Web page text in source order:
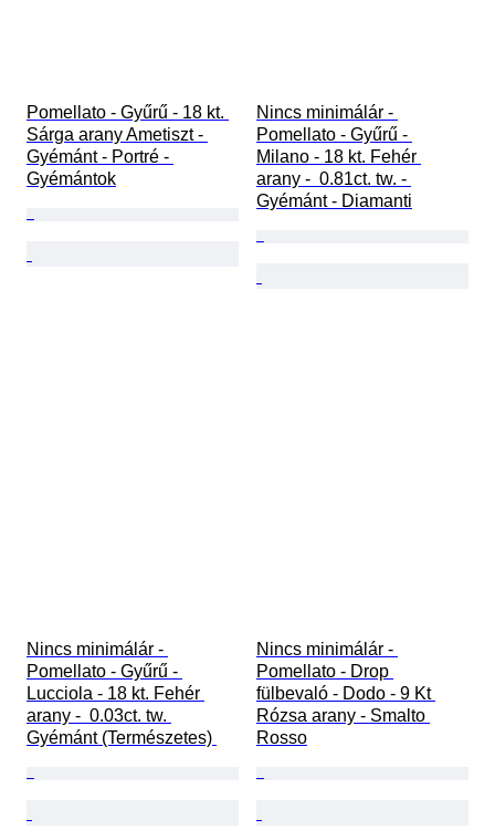
Pomellato - Gyűrű - 18 kt.
Sárga arany Ametiszt -
Gyémánt - Portré -
Gyémántok
Nincs minimálár -
Pomellato - Gyűrű -
Milano - 18 kt. Fehér
arany -  0.81ct. tw. -
Gyémánt - Diamanti
Nincs minimálár -
Pomellato - Gyűrű -
Lucciola - 18 kt. Fehér
arany -  0.03ct. tw.
Gyémánt (Természetes)
Nincs minimálár -
Pomellato - Drop
fülbevaló - Dodo - 9 Kt
Rózsa arany - Smalto
Rosso